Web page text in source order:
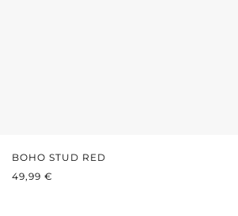
BOHO STUD RED
REGULÄRER PREIS:
49,99 €